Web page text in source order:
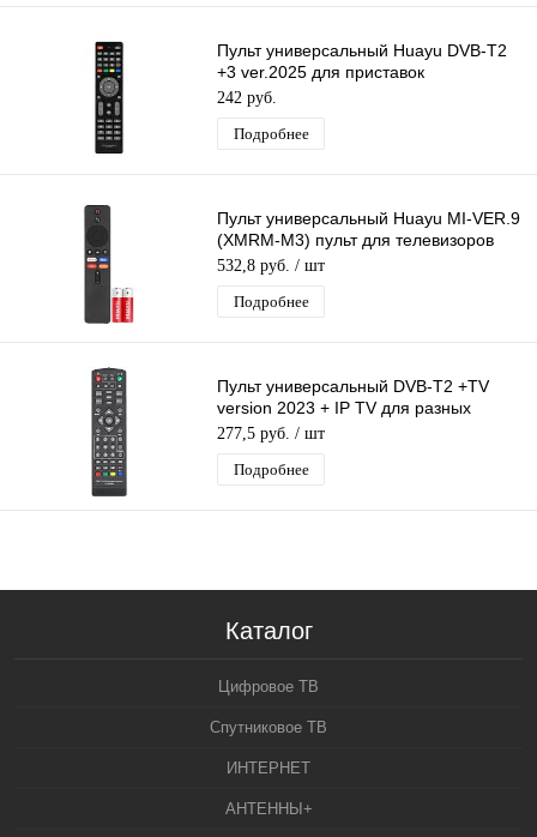
Пульт универсальный Huayu DVB-T2
+3 ver.2025 для приставок
универсальный для разных моделей
DVB-T2
242 руб.
Подробнее
Пульт универсальный Huayu MI-VER.9
(XMRM-M3) пульт для телевизоров
Xiaomi
532,8 руб. / шт
Подробнее
Пульт универсальный DVB-T2 +TV
version 2023 + IP TV для разных
моделей Т2 приставок
277,5 руб. / шт
Подробнее
Каталог
Цифровое ТВ
Спутниковое ТВ
ИНТЕРНЕТ
АНТЕННЫ+